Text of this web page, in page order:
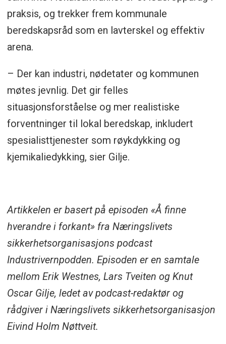
praksis, og trekker frem kommunale
beredskapsråd som en lavterskel og effektiv
arena.
– Der kan industri, nødetater og kommunen
møtes jevnlig. Det gir felles
situasjonsforståelse og mer realistiske
forventninger til lokal beredskap, inkludert
spesialisttjenester som røykdykking og
kjemikaliedykking, sier Gilje.
Artikkelen er basert på episoden «Å finne
hverandre i forkant» fra Næringslivets
sikkerhetsorganisasjons podcast
Industrivernpodden. Episoden er en samtale
mellom Erik Westnes, Lars Tveiten og Knut
Oscar Gilje, ledet av podcast-redaktør og
rådgiver i Næringslivets sikkerhetsorganisasjon
Eivind Holm Nøttveit.